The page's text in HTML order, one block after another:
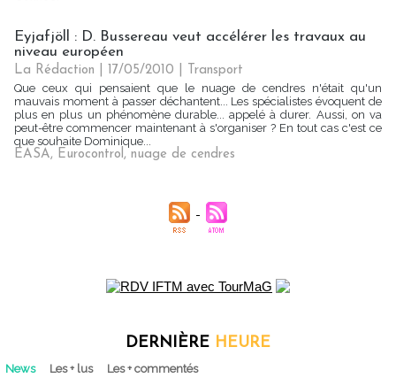
Eyjafjöll : D. Bussereau veut accélérer les travaux au
niveau européen
La Rédaction | 17/05/2010
Transport
Que ceux qui pensaient que le nuage de cendres n'était qu'un
mauvais moment à passer déchantent... Les spécialistes évoquent de
plus en plus un phénomène durable... appelé à durer. Aussi, on va
peut-être commencer maintenant à s'organiser ? En tout cas c'est ce
que souhaite Dominique...
EASA, Eurocontrol, nuage de cendres
DERNIÈRE HEURE
News Les + lus Les + commentés